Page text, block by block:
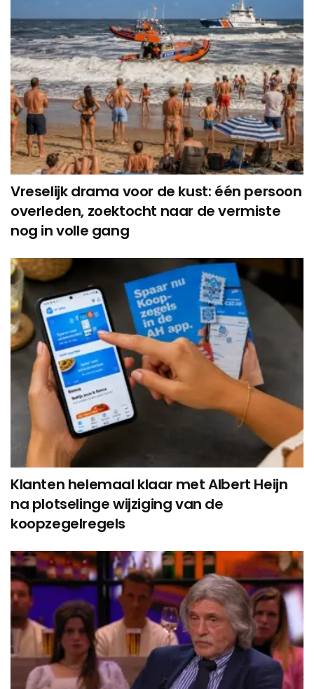
Vreselijk drama voor de kust: één persoon
overleden, zoektocht naar de vermiste
nog in volle gang
Klanten helemaal klaar met Albert Heijn
na plotselinge wijziging van de
koopzegelregels